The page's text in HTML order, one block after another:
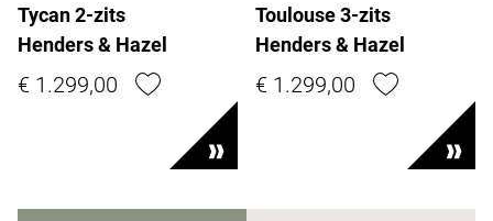
Tycan 2-zits
Henders & Hazel
€ 1.299,00
Toulouse 3-zits
Henders & Hazel
€ 1.299,00